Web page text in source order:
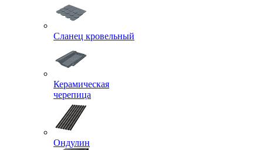
Сланец кровельный
Керамическая
черепица
Ондулин